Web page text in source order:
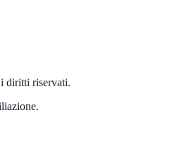
diritti riservati.